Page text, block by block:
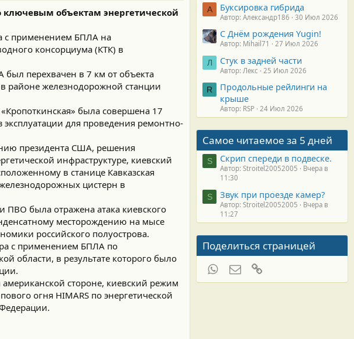
объектам энергетической
с применением БПЛА на
консорциума (КТК) в
был перехвачен в 7 км от объекта
районе железнодорожной станции
была совершена 17
для проведения ремонтно-
президента США, решения
инфраструктуре, киевский
в станице Кавказская
цистерн в
ПВО была отражена атака киевского
месторождению на мысе
российского полуострова.
с применением БПЛА по
области, в результате которого было
стороне, киевский режим
огня HIMARS по энергетической
А Буксировка гибрида
Автор: Александр186 30 Июл 2026
С Днём рождения Yugin!
Автор: Mihail71 27 Июл 2026
Л Стук в задней части
Автор: Лекс 25 Июл 2026
R
Продольные рейлинги на
крыше
Автор: RSP 24 Июл 2026
Самое читаемое за 5 дней
S Скрип спереди в подвеске.
Автор: Stroitel20052005
Вчера в
11:30
S Звук при проезде камер?
Автор: Stroitel20052005
Вчера в
11:27
Поделиться страницей
WhatsAppЭлектронная почта